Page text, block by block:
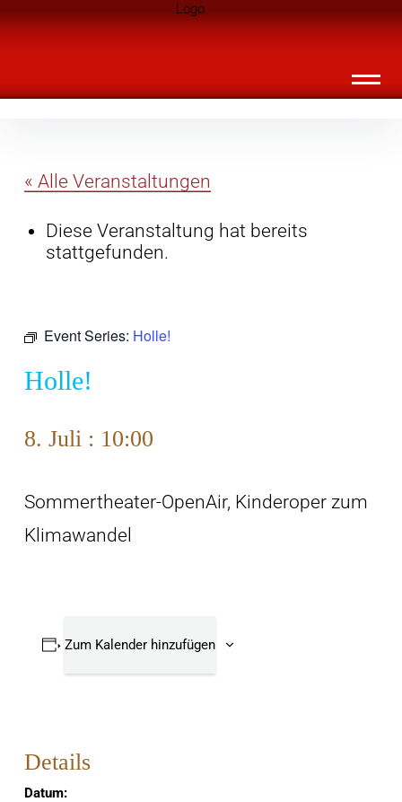
überspringen
Landknirpse – Die Zeitschrift für Leute
« Alle Veranstaltungen
Diese Veranstaltung hat bereits
stattgefunden.
Event Series: Holle!
Holle!
8. Juli : 10:00
Sommertheater-OpenAir, Kinderoper zum
Klimawandel
Zum Kalender hinzufügen
Details
Datum: